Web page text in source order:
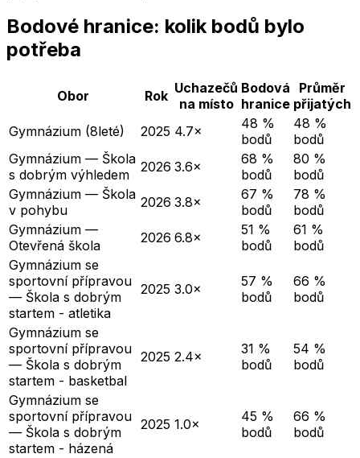
Bodové hranice: kolik bodů bylo
potřeba
Obor Rok Uchazečů
na místo
Bodová
hranice
Průměr
přijatých
Gymnázium (8leté)
2025 4.7×
48 %
bodů
48 %
bodů
Gymnázium — Škola
s dobrým výhledem
2026 3.6×
68 %
bodů
80 %
bodů
Gymnázium — Škola
v pohybu
2026 3.8×
67 %
bodů
78 %
bodů
Gymnázium —
Otevřená škola
2026 6.8×
51 %
bodů
61 %
bodů
Gymnázium se
sportovní přípravou
— Škola s dobrým
startem - atletika
2025 3.0×
57 %
bodů
66 %
bodů
Gymnázium se
sportovní přípravou
— Škola s dobrým
startem - basketbal
2025 2.4×
31 %
bodů
54 %
bodů
Gymnázium se
sportovní přípravou
— Škola s dobrým
startem - házená
2025 1.0×
45 %
bodů
66 %
bodů